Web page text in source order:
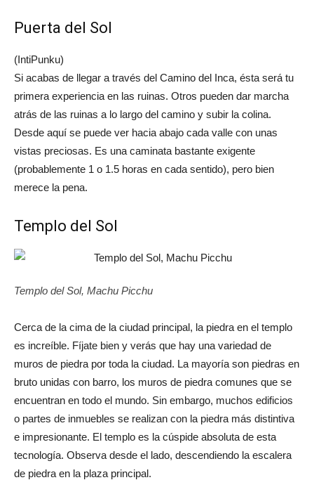
Puerta del Sol
(IntiPunku)
Si acabas de llegar a través del Camino del Inca, ésta será tu
primera experiencia en las ruinas. Otros pueden dar marcha
atrás de las ruinas a lo largo del camino y subir la colina.
Desde aquí se puede ver hacia abajo cada valle con unas
vistas preciosas. Es una caminata bastante exigente
(probablemente 1 o 1.5 horas en cada sentido), pero bien
merece la pena.
Templo del Sol
Templo del Sol, Machu Picchu
Cerca de la cima de la ciudad principal, la piedra en el templo
es increíble. Fíjate bien y verás que hay una variedad de
muros de piedra por toda la ciudad. La mayoría son piedras en
bruto unidas con barro, los muros de piedra comunes que se
encuentran en todo el mundo. Sin embargo, muchos edificios
o partes de inmuebles se realizan con la piedra más distintiva
e impresionante. El templo es la cúspide absoluta de esta
tecnología. Observa desde el lado, descendiendo la escalera
de piedra en la plaza principal.